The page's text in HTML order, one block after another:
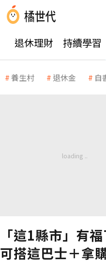
退休理財 持續學習
養生村 退休金 自
「這1縣市」有
可搭這巴士＋拿